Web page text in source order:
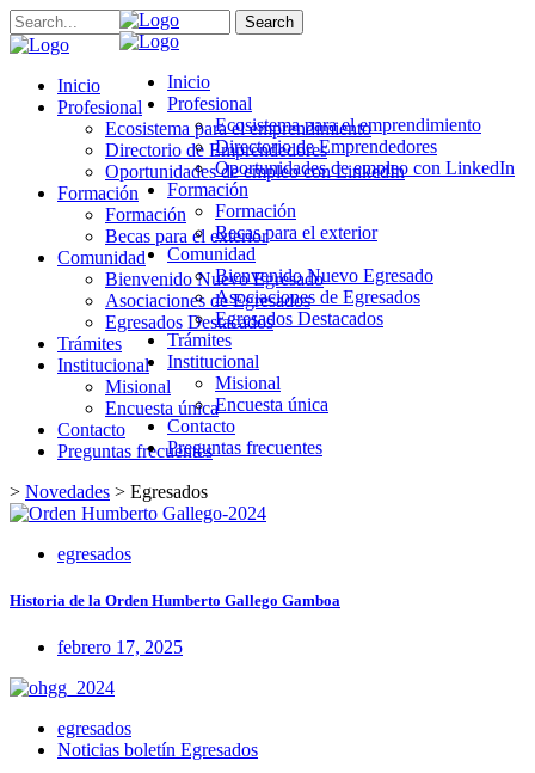
Inicio
Profesional
Ecosistema para el emprendimiento
Directorio de Emprendedores
Oportunidades de empleo con LinkedIn
Formación
Formación
Becas para el exterior
Comunidad
Bienvenido Nuevo Egresado
Asociaciones de Egresados
Egresados Destacados
Trámites
Institucional
Misional
Encuesta única
Contacto
Preguntas frecuentes
Search
Inicio
Profesional
Ecosistema para el emprendimiento
Directorio de Emprendedores
Oportunidades de empleo con LinkedIn
Formación
Formación
Becas para el exterior
Comunidad
Bienvenido Nuevo Egresado
Asociaciones de Egresados
Egresados Destacados
Trámites
Institucional
Misional
Encuesta única
Contacto
Preguntas frecuentes
> Novedades > Egresados
egresados
Historia de la Orden Humberto Gallego Gamboa
febrero 17, 2025
egresados
Noticias boletín Egresados